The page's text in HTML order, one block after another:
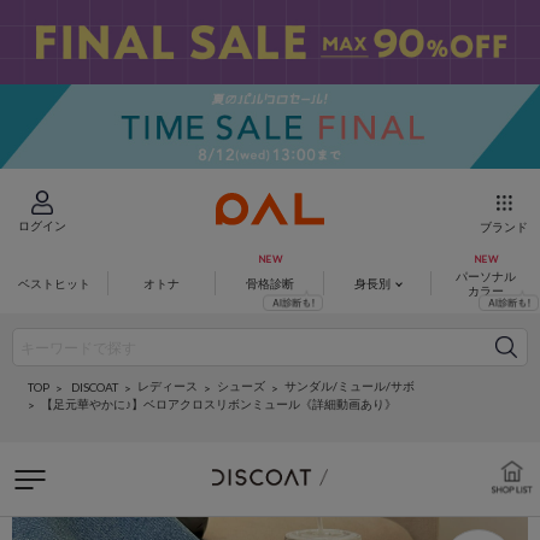
ログイン ブランド
ベストヒット オトナ 骨格診断 身長別
パーソナル
カラー
TOP DISCOAT レディース シューズ
サンダル/ミュール/サボ
【足元華やかに♪】ベロアクロスリボンミュール《詳細動画あり》